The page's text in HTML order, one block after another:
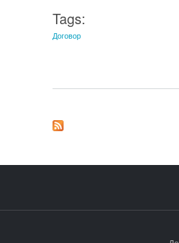
Tags:
Договор